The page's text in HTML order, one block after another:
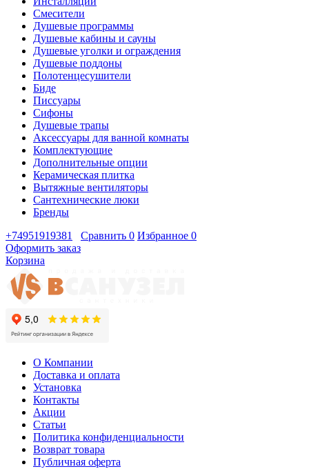
Смесители
Душевые программы
Душевые кабины и сауны
Душевые уголки и ограждения
Душевые поддоны
Полотенцесушители
Биде
Писсуары
Сифоны
Душевые трапы
Аксессуары для ванной комнаты
Комплектующие
Дополнительные опции
Керамическая плитка
Вытяжные вентиляторы
Сантехнические люки
Бренды
+74951919381
Сравнить 0 Избранное 0
Оформить заказ
Корзина
О Компании
Доставка и оплата
Установка
Контакты
Акции
Статьи
Политика конфиденциальности
Возврат товара
Публичная оферта